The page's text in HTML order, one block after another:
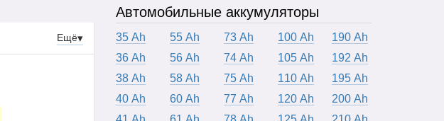
Ещё▾
Автомобильные аккумуляторы
35 Ah
36 Ah
38 Ah
40 Ah
55 Ah
56 Ah
58 Ah
60 Ah
73 Ah
74 Ah
75 Ah
77 Ah
100 Ah
105 Ah
110 Ah
120 Ah
190 Ah
192 Ah
195 Ah
200 Ah